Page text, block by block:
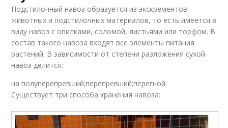
Подстилочный навоз образуется из экскрементов
животных и подстилочных материалов, то есть имеется в
виду навоз с опилками, соломой, листьями или торфом. В
состав такого навоза входят все элементы питания
растений. В зависимости от степени разложения сухой
навоз делится:
на полуперепревший;перепревший;перегной.
Существует три способа хранения навоза: